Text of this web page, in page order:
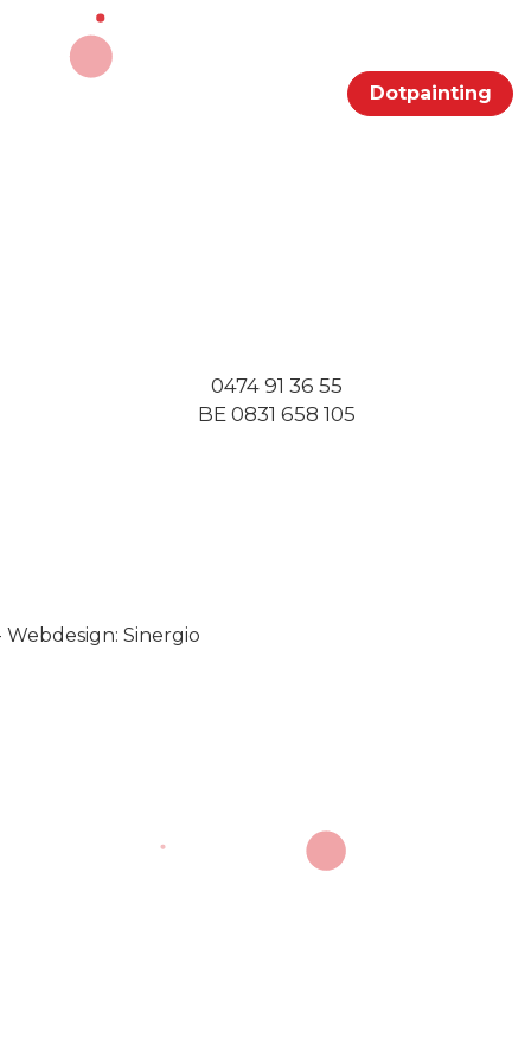
Dotpainting
0474 91 36 55
BE 0831 658 105
Webdesign: Sinergio